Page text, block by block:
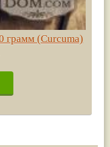
грамм (Сurсuma)